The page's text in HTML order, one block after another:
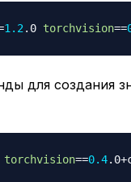
1.2 .0 torchvision==
для создания
torchvision==0.4